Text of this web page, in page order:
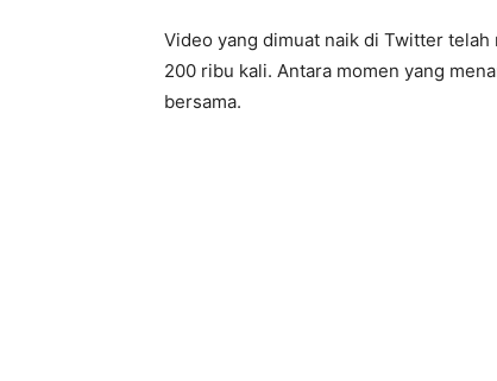
Video yang dimuat naik di Twitter
200 ribu kali. Antara momen yang
bersama.